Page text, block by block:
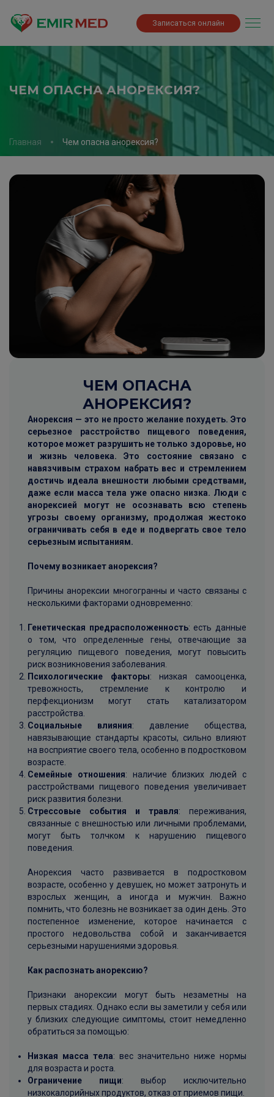
Записаться онлайн
ЧЕМ ОПАСНА АНОРЕКСИЯ?
Главная Чем опасна анорексия?
ЧЕМ ОПАСНА
АНОРЕКСИЯ?
Анорексия — это не просто желание похудеть. Это
серьезное расстройство пищевого поведения,
которое может разрушить не только здоровье, но
и жизнь человека. Это состояние связано с
навязчивым страхом набрать вес и стремлением
достичь идеала внешности любыми средствами,
даже если масса тела уже опасно низка. Люди с
анорексией могут не осознавать всю степень
угрозы своему организму, продолжая жестоко
ограничивать себя в еде и подвергать свое тело
серьезным испытаниям.
Почему возникает анорексия?
Причины анорексии многогранны и часто связаны с
несколькими факторами одновременно:
Генетическая предрасположенность: есть данные
о том, что определенные гены, отвечающие за
регуляцию пищевого поведения, могут повысить
риск возникновения заболевания.
Психологические факторы: низкая самооценка,
тревожность, стремление к контролю и
перфекционизм могут стать катализатором
расстройства.
Социальные влияния: давление общества,
навязывающие стандарты красоты, сильно влияют
на восприятие своего тела, особенно в подростковом
возрасте.
Семейные отношения: наличие близких людей с
расстройствами пищевого поведения увеличивает
риск развития болезни.
Стрессовые события и травля: переживания,
связанные с внешностью или личными проблемами,
могут быть толчком к нарушению пищевого
поведения.
Анорексия часто развивается в подростковом
возрасте, особенно у девушек, но может затронуть и
взрослых женщин, а иногда и мужчин. Важно
помнить, что болезнь не возникает за один день. Это
постепенное изменение, которое начинается с
простого недовольства собой и заканчивается
серьезными нарушениями здоровья.
Как распознать анорексию?
Признаки анорексии могут быть незаметны на
первых стадиях. Однако если вы заметили у себя или
у близких следующие симптомы, стоит немедленно
обратиться за помощью:
Низкая масса тела: вес значительно ниже нормы
для возраста и роста.
Ограничение пищи: выбор исключительно
низкокалорийных продуктов, отказ от приемов пищи.